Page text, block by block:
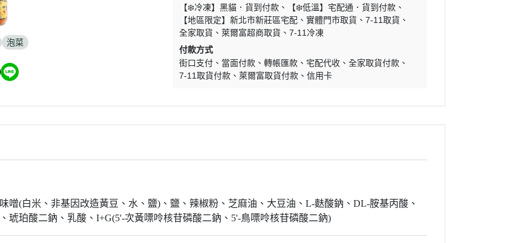
泡菜
【❄️冷凍】黑貓．貨到付款
【❄️低溫】宅配通．貨到付款
【地區限定】新北市新莊區宅配
實體門市取貨
7-11取貨
全家取貨
萊爾富超商取貨
7-11冷凍
付款方式
街口支付
當面付款 轉帳匯款 宅配代收
全家取貨付款
7-11取貨付款
萊爾富取貨付款 信用卡
味噌(白米 、 非基因改造黃豆 、 水 、 鹽) 、 鹽 、 辣椒粉 、 芝麻油 、 大豆油 、 L-麩酸鈉 、 DL-胺基丙酸 、
、 琥珀酸二鈉 、 乳酸 、I+G(5'-次黃嘌呤核苷磷酸二鈉 、 5'-鳥嘌呤核苷磷酸二鈉)